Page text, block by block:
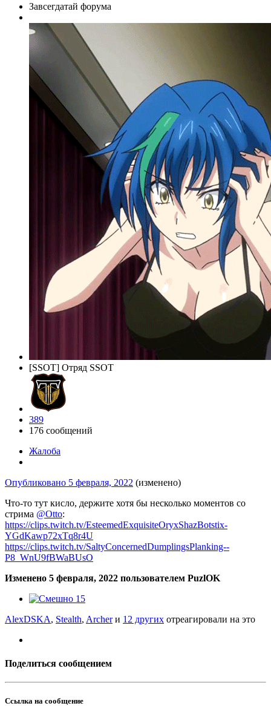
Завсегдатай форума
[SSOT] Отряд SSOT
389
176 сообщений
Жалоба
Опубликовано 5 февраля, 2022 (изменено)
Что-то тут кисло, держите хотя бы несколько моментов со
стрима @Otto:
https://clips.twitch.tv/EsteemedExquisiteOryxShazBotstix-
YGdKawp72xTq8r4U
https://clips.twitch.tv/SaltyConcernedDumplingsPlanking--
P8_WnU9fBWaBUsO
Изменено 5 февраля, 2022 пользователем PuzlOK
15
AlexDSKA, Stealth, Archerи 12 других отреагировали на это
Поделиться сообщением
Ссылка на сообщение